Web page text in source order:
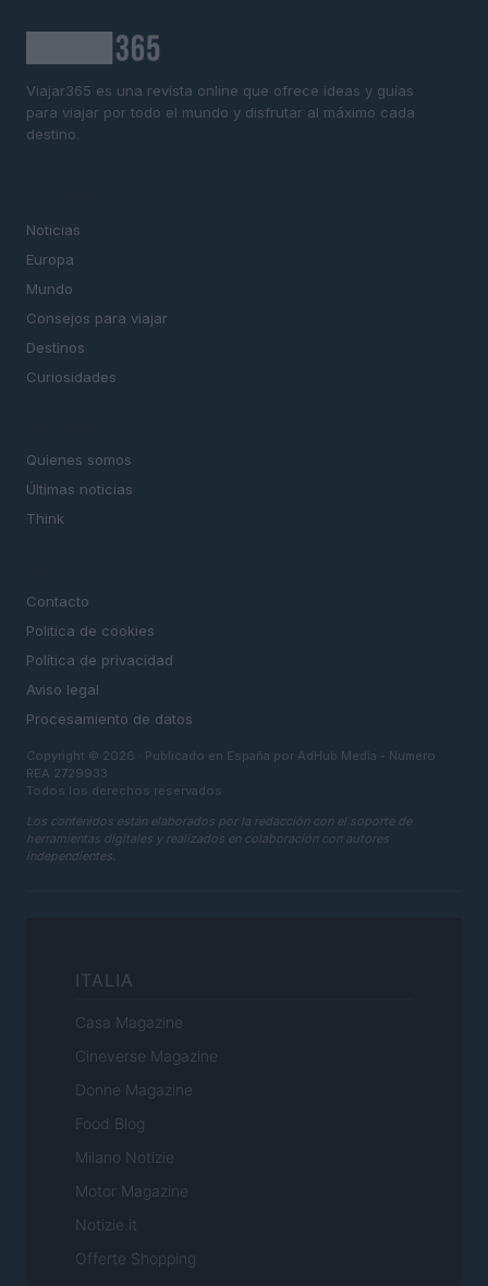
Viajar365 es una revista online que ofrece ideas y guías
para viajar por todo el mundo y disfrutar al máximo cada
destino.
Noticias
Europa
Mundo
Consejos para viajar
Destinos
Curiosidades
Quienes somos
Últimas noticias
Think
Contacto
Politica de cookies
Política de privacidad
Aviso legal
Procesamiento de datos
Copyright © 2026 · Publicado en España por AdHub Media - Numero
REA 2729933
Todos los derechos reservados
Los contenidos están elaborados por la redacción con el soporte de
herramientas digitales y realizados en colaboración con autores
independientes.
ITALIA
Casa Magazine
Cineverse Magazine
Donne Magazine
Food Blog
Milano Notizie
Motor Magazine
Notizie.it
Offerte Shopping